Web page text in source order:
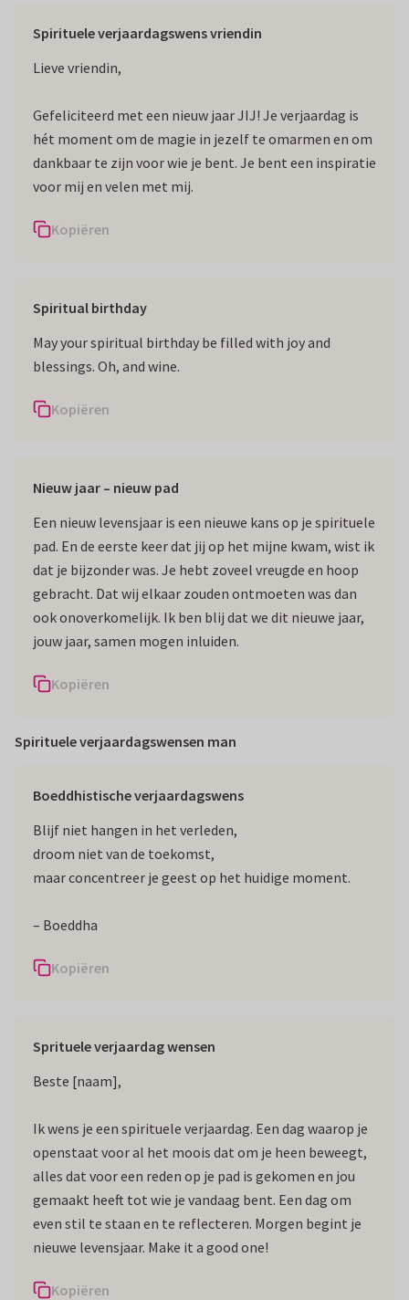
Spirituele verjaardagswens vriendin
Lieve vriendin,
Gefeliciteerd met een nieuw jaar JIJ! Je verjaardag is
hét moment om de magie in jezelf te omarmen en om
dankbaar te zijn voor wie je bent. Je bent een inspiratie
voor mij en velen met mij.
Kopiëren
Spiritual birthday
May your spiritual birthday be filled with joy and
blessings. Oh, and wine.
Kopiëren
Nieuw jaar – nieuw pad
Een nieuw levensjaar is een nieuwe kans op je spirituele
pad. En de eerste keer dat jij op het mijne kwam, wist ik
dat je bijzonder was. Je hebt zoveel vreugde en hoop
gebracht. Dat wij elkaar zouden ontmoeten was dan
ook onoverkomelijk. Ik ben blij dat we dit nieuwe jaar,
jouw jaar, samen mogen inluiden.
Kopiëren
Spirituele verjaardagswensen man
Boeddhistische verjaardagswens
Blijf niet hangen in het verleden,
droom niet van de toekomst,
maar concentreer je geest op het huidige moment.
– Boeddha
Kopiëren
Sprituele verjaardag wensen
Beste [naam],
Ik wens je een spirituele verjaardag. Een dag waarop je
openstaat voor al het moois dat om je heen beweegt,
alles dat voor een reden op je pad is gekomen en jou
gemaakt heeft tot wie je vandaag bent. Een dag om
even stil te staan en te reflecteren. Morgen begint je
nieuwe levensjaar. Make it a good one!
Kopiëren